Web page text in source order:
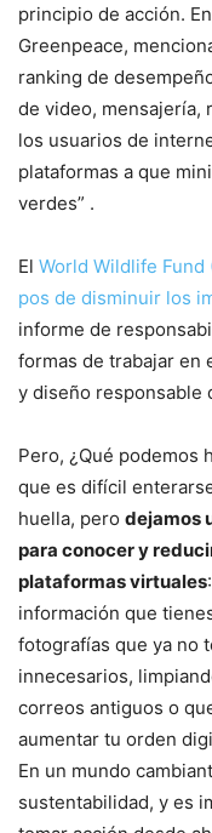
principio de acción.
Greenpeace,
ranking de
de video, mensajería,
los usuarios de
plataformas a que
verdes” .
El World Wildlife
pos de disminuir los
informe de
formas de trabajar en
y diseño responsable
Pero, ¿Qué podemos
que es difícil
huella, pero dejamos
para conocer y
plataformas virtuales
información que
fotografías que ya no
innecesarios,
correos antiguos o
aumentar tu orden
En un mundo
sustentabilidad, y es